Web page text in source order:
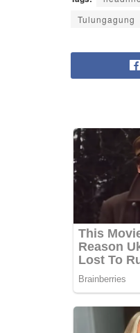
Tulungagung